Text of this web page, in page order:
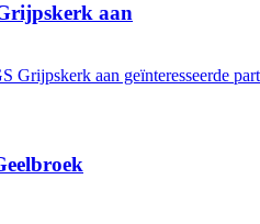
aan
Grijpskerk aan geïnteresseerde